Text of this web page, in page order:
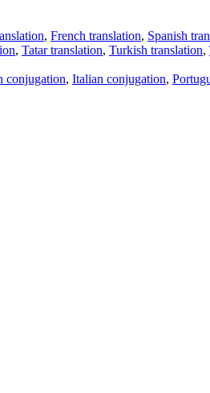
, French translation, Spanish
, Tatar translation, Turkish translation,
conjugation, Italian conjugation,